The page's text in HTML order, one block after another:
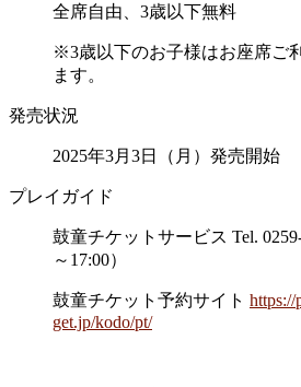
全席自由、3歳以下無料
※3歳以下のお子様はお座席ご
ます。
発売状況
2025年3月3日（月）発売開始
プレイガイド
鼓童チケットサービス Tel.
～17:00）
鼓童チケット予約サイト https://
get.jp/kodo/pt/